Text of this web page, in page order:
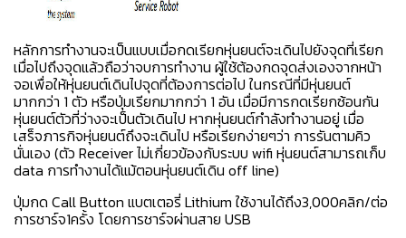
หลักการทำงานจะเป็นแบบเมื่อกดเรียกหุ่นยนต์จะเดินไปยังจุดที่เรียก
เมื่อไปถึงจุดแล้วถือว่าจบการทำงาน ผู้ใช้ต้องกดจุดส่งเองจากหน้า
จอเพื่อให้หุ่นยนต์เดินไปจุดที่ต้องการต่อไป ในกรณีที่มีหุ่นยนต์
มากกว่า 1 ตัว หรือปุ่มเรียกมากกว่า 1 อัน เมื่อมีการกดเรียกซ้อนกัน
หุ่นยนต์ตัวที่ว่างจะเป็นตัวเดินไป หากหุ่นยนต์กำลังทำงานอยู่ เมื่อ
เสร็จภารกิจหุ่นยนต์ถึงจะเดินไป หรือเรียกง่ายๆว่า การรันตามคิว
นั่นเอง (ตัว Receiver ไม่เกี่ยวข้องกับระบบ wifi หุ่นยนต์สามารถเก็บ
data การทำงานได้แม้ตอนหุ่นยนต์เดิน off line)
ปุ่มกด Call Button แบตเตอรี่ Lithium ใช้งานได้ถึง3,000คลิก/ต่อ
การชาร์จ1ครั้ง โดยการชาร์จผ่านสาย USB